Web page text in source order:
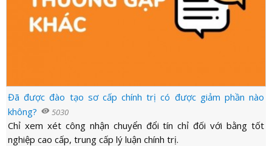
Đã được đào tạo sơ cấp chính trị có được giảm phần nào
không? visibility 5030
Chỉ xem xét công nhận chuyển đổi tín chỉ đối với bằng tốt
nghiệp cao cấp, trung cấp lý luận chính trị.